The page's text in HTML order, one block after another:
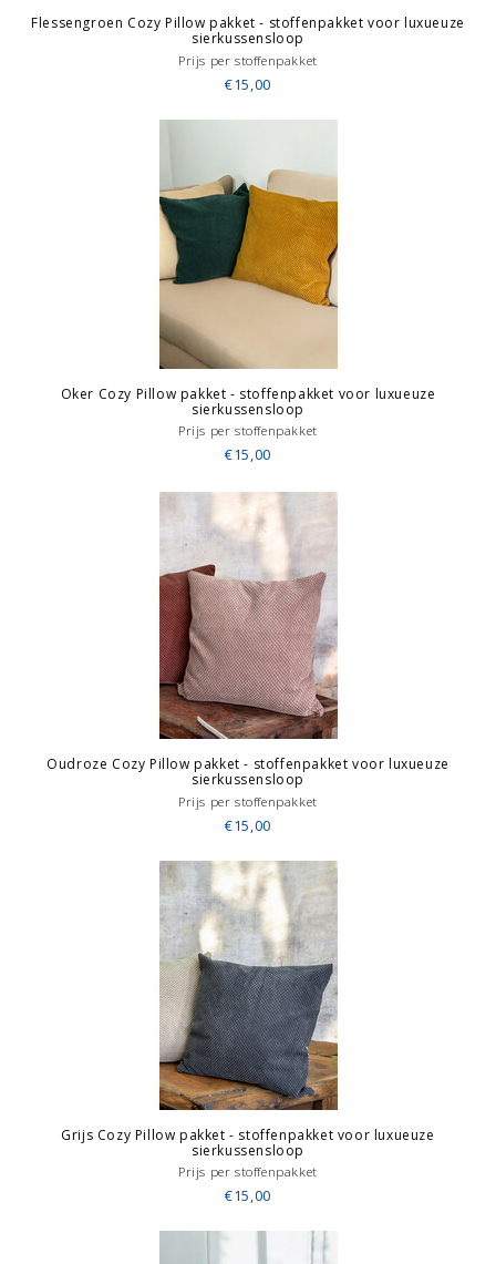
Flessengroen Cozy Pillow pakket - stoffenpakket voor luxueuze
sierkussensloop
Prijs per stoffenpakket
€15,00
Oker Cozy Pillow pakket - stoffenpakket voor luxueuze
sierkussensloop
Prijs per stoffenpakket
€15,00
Oudroze Cozy Pillow pakket - stoffenpakket voor luxueuze
sierkussensloop
Prijs per stoffenpakket
€15,00
Grijs Cozy Pillow pakket - stoffenpakket voor luxueuze
sierkussensloop
Prijs per stoffenpakket
€15,00